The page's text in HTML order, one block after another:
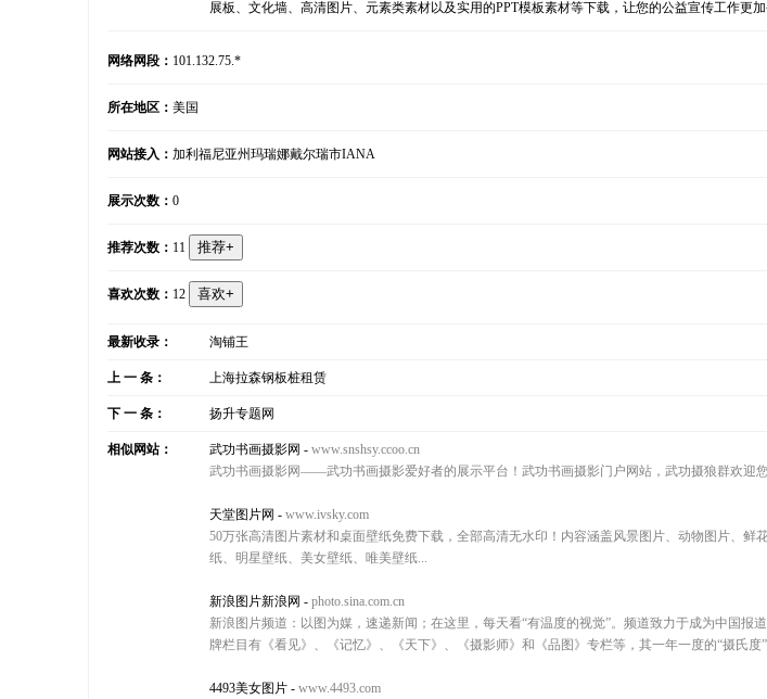
展板、文化墙、高清图片、元素类素材以及实用的PPT模板素材等下载，让您的公益宣传工作更加
网络网段： 101.132.75.*
所在地区： 美国
网站接入： 加利福尼亚州玛瑞娜戴尔瑞市IANA
展示次数： 0
推荐次数： 11
喜欢次数： 12
最新收录： 淘铺王
上 一 条： 上海拉森钢板桩租赁
下 一 条： 扬升专题网
相似网站： 武功书画摄影网 - www.snshsy.ccoo.cn
武功书画摄影网——武功书画摄影爱好者的展示平台！武功书画摄影门户网站，武功摄狼群欢迎您
天堂图片网 - www.ivsky.com
50万张高清图片素材和桌面壁纸免费下载，全部高清无水印！内容涵盖风景图片、动物图片、
纸、明星壁纸、美女壁纸、唯美壁纸...
新浪图片新浪网 - photo.sina.com.cn
新浪图片频道：以图为媒，速递新闻；在这里，每天看“有温度的视觉”。频道致力于成为中国报
牌栏目有《看见》、《记忆》、《天下》、《摄影师》和《品图》专栏等，其一年一度的“摄氏度
4493美女图片 - www.4493.com